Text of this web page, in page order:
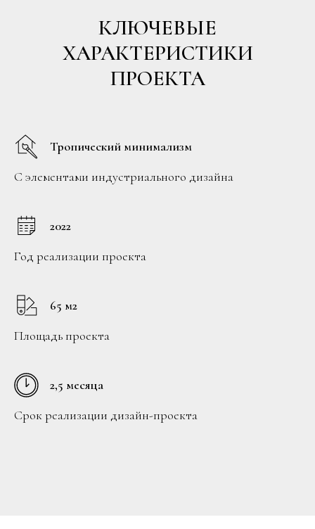
КЛЮЧЕВЫЕ
ХАРАКТЕРИСТИКИ
ПРОЕКТА
Тропический минимализм
С элементами индустриального дизайна
2022
Год реализации проекта
65 м2
Площадь проекта
2,5 месяца
Срок реализации дизайн-проекта